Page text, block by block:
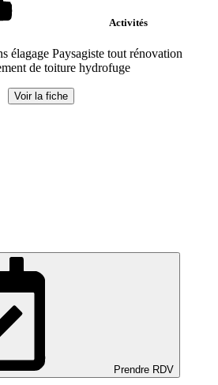
Activités
élagage Paysagiste tout rénovation
de toiture hydrofuge
Voir la fiche
Prendre RDV